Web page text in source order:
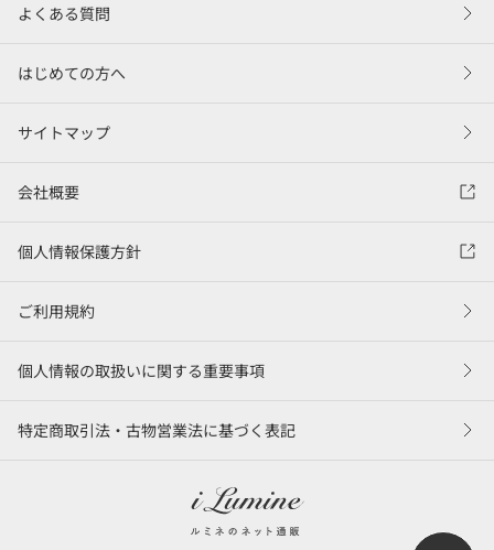
よくある質問
はじめての方へ
サイトマップ
会社概要
個人情報保護方針
ご利用規約
個人情報の取扱いに関する重要事項
特定商取引法・古物営業法に基づく表記